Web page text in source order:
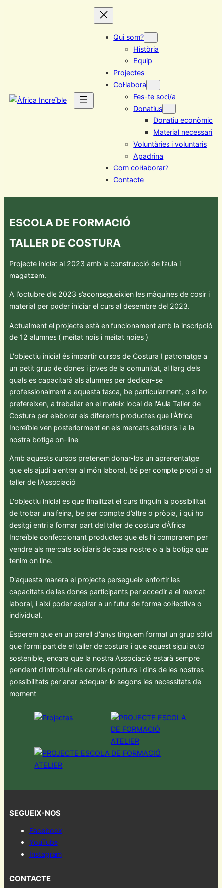
Qui som?
Història
Equip
Projectes
Col·labora
Fes-te soci/a
Donatius
Donatiu econòmic
Material necessari
Voluntàries i voluntaris
Apadrina
Com col·laborar?
Contacte
ESCOLA DE FORMACIÓ
TALLER DE COSTURA
Projecte iniciat al 2023 amb la construcció de l’aula i
magatzem.
A l’octubre dle 2023 s’aconsegueixien les màquines de cosir i
material per poder iniciar el curs al desembre del 2023.
Actualment el projecte està en funcionament amb la inscripció
de 12 alumnes ( meitat nois i meitat noies )
L'objectiu inicial és impartir cursos de Costura I patronatge a
un petit grup de dones i joves de la comunitat, al llarg dels
quals es capacitarà als alumnes per dedicar-se
professionalment a aquesta tasca, be particularment, o si ho
prefereixen, a treballar en el mateix local de l'Aula Taller de
Costura per elaborar els diferents productes que l'Àfrica
Increïble ven posteriorment en els mercats solidaris i a la
nostra botiga on-line
Amb aquests cursos pretenem donar-los un aprenentatge
que els ajudi a entrar al món laboral, bé per compte propi o al
taller de l'Associació
L'objectiu inicial es que finalitzat el curs tinguin la possibilitat
de trobar una feina, be per compte d’altre o pròpia, i qui ho
desitgi entri a formar part del taller de costura d’Àfrica
Increïble confeccionant productes que els hi comprarem per
vendre als mercats solidaris de casa nostre o a la botiga que
tenim on line.
D'aquesta manera el projecte persegueix enfortir les
capacitats de les dones participants per accedir a el mercat
laboral, i així poder aspirar a un futur de forma col·lectiva o
individual.
Esperem que en un parell d'anys tinguem format un grup sòlid
que formi part de el taller de costura i que aquest sigui auto
sostenible, encara que la nostra Associació estarà sempre
pendent d'introduir els canvis oportuns i dins de les nostres
possibilitats per anar adequar-lo segons les necessitats de
moment
SEGUEIX-NOS
Facebook
YouTube
Instagram
CONTACTE